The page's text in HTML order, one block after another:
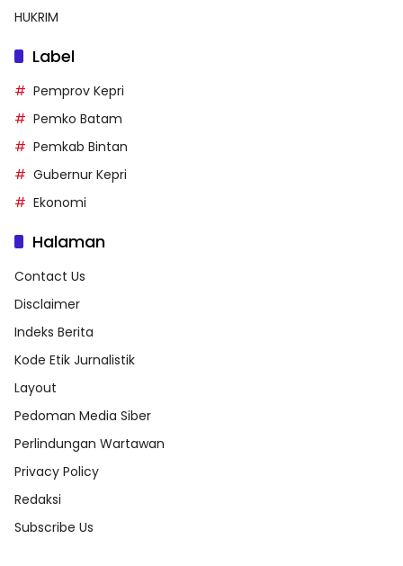
HUKRIM
Label
Pemprov Kepri
Pemko Batam
Pemkab Bintan
Gubernur Kepri
Ekonomi
Halaman
Contact Us
Disclaimer
Indeks Berita
Kode Etik Jurnalistik
Layout
Pedoman Media Siber
Perlindungan Wartawan
Privacy Policy
Redaksi
Subscribe Us